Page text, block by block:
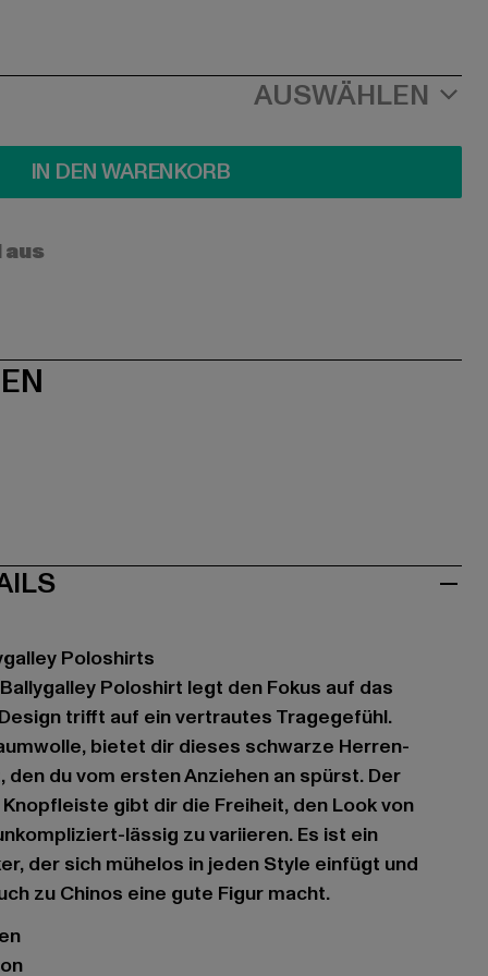
AUSWÄHLEN
IN DEN WARENKORB
Poloshirts
Poloshirt legt den Fokus auf das
trifft auf ein vertrautes Tragegefühl.
bietet dir dieses schwarze Herren-
du vom ersten Anziehen an spürst. Der
gibt dir die Freiheit, den Look von
lässig zu variieren. Es ist ein
der sich mühelos in jeden Style einfügt und
zu Chinos eine gute Figur macht.